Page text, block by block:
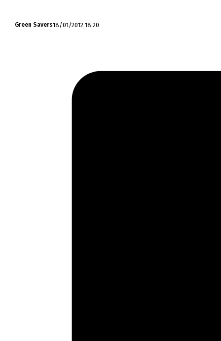
Green Savers18/01/2012 18:20